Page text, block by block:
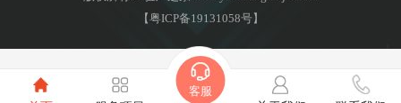
客服
【粤ICP备19131058号】